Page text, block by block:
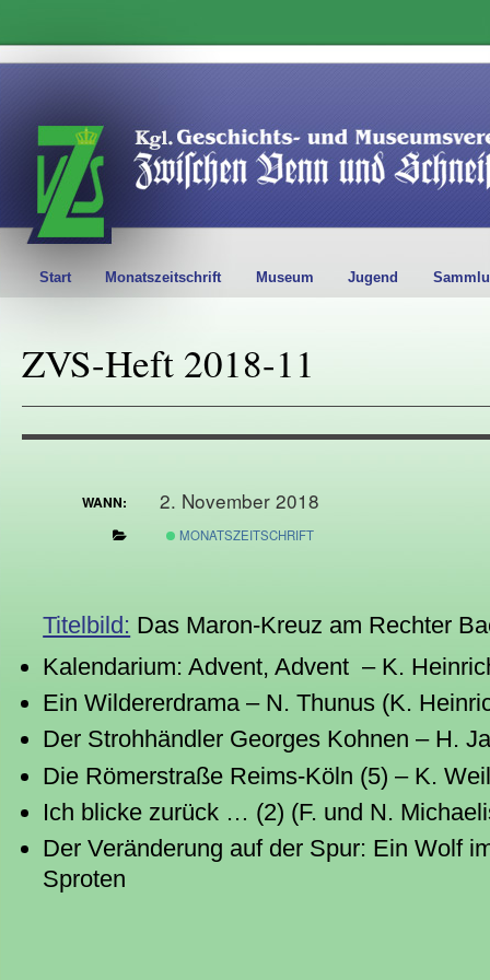
Start Monatszeitschrift Museum Jugend
ZVS-Heft 2018-11
WANN: 2. November 2018
MONATSZEITSCHRIFT
Titelbild: Das Maron-Kreuz am Rechter
Kalendarium: Advent, Advent – K.
Ein Wildererdrama – N. Thunus (K.
Der Strohhändler Georges Kohnen – H.
Die Römerstraße Reims-Köln (5) – K.
Ich blicke zurück … (2) (F. und N.
Der Veränderung auf der Spur: Ein Wolf
Sproten